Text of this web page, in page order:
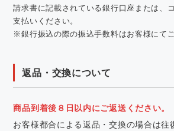
請求書に記載されている銀行口座または、
支払いください。
※銀行振込の際の振込手数料はお客様にてご
返品・交換について
商品到着後８日以内にご返送ください。
お客様都合による返品・交換の場合は往